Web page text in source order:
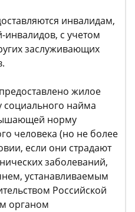
инвалидам,
с учетом
заслуживающих
жилое
найма
норму
человека (но не более
если они страдают
заболеваний,
устанавливаемым
Российской
органом